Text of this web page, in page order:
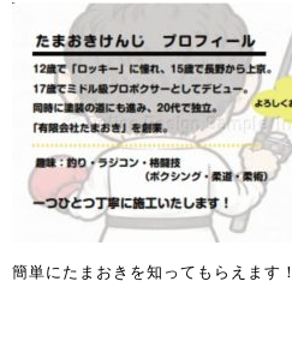
簡単にたまおきを知ってもらえます！